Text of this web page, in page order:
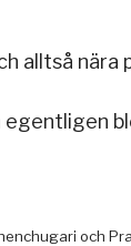
alltså nära
och